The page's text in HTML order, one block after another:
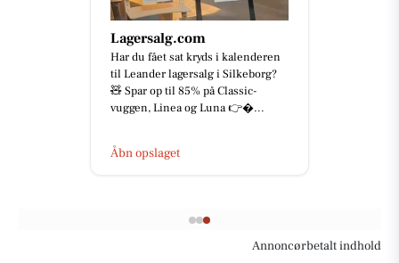
Lagersalg.com
Har du fået sat kryds i kalenderen
til Leander lagersalg i Silkeborg?
🧸 Spar op til 85% på Classic-
vuggen, Linea og Luna 👉...
Åbn opslaget
Annoncørbetalt indhold